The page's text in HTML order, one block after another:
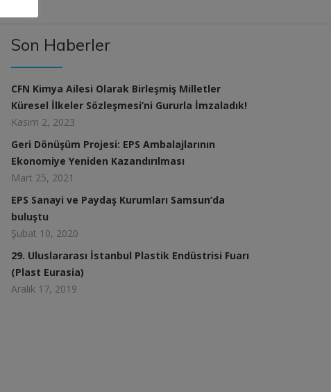
Son Haberler
CFN Kimya Ailesi Olarak Birleşmiş Milletler
Küresel İlkeler Sözleşmesi’ni Gururla İmzaladık!
Kasım 2, 2023
Geri Dönüşüm Projesi: EPS Ambalajlarının
Ekonomiye Yeniden Kazandırılması
Mart 25, 2021
EPS Sanayi ve Paydaş Kurumları Samsun’da
buluştu
Şubat 10, 2020
29. Uluslararası İstanbul Plastik Endüstrisi Fuarı
(Plast Eurasia)
Aralık 17, 2019